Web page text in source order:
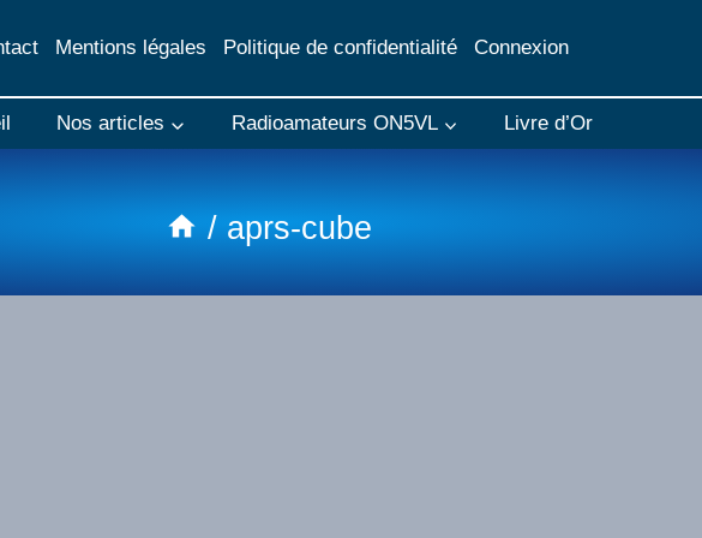
Mentions légales Politique de confidentialité Connexion
Nos articles Radioamateurs ON5VL Livre d’Or
/ aprs-cube